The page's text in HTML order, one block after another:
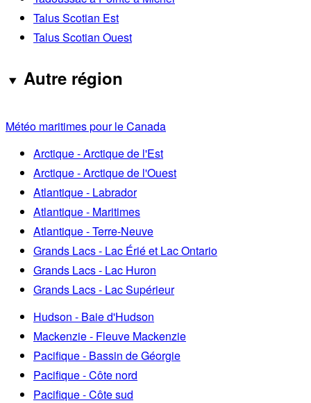
Talus Scotian Est
Talus Scotian Ouest
Autre région
Météo maritimes pour le Canada
Arctique - Arctique de l'Est
Arctique - Arctique de l'Ouest
Atlantique - Labrador
Atlantique - Maritimes
Atlantique - Terre-Neuve
Grands Lacs - Lac Érié et Lac Ontario
Grands Lacs - Lac Huron
Grands Lacs - Lac Supérieur
Hudson - Baie d'Hudson
Mackenzie - Fleuve Mackenzie
Pacifique - Bassin de Géorgie
Pacifique - Côte nord
Pacifique - Côte sud